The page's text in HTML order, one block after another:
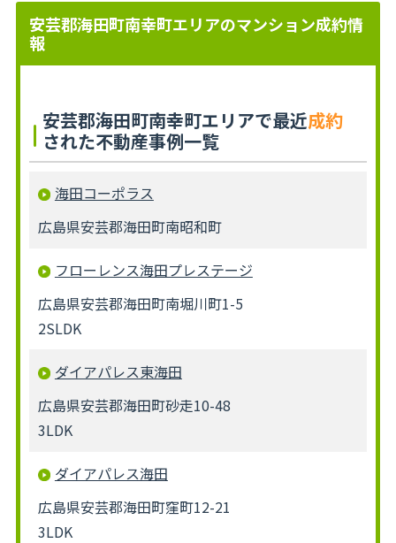
安芸郡海田町南幸町エリアのマンション成約情
報
安芸郡海田町南幸町エリアで最近成約
された不動産事例一覧
海田コーポラス
広島県安芸郡海田町南昭和町
フローレンス海田プレステージ
広島県安芸郡海田町南堀川町1-5
2SLDK
ダイアパレス東海田
広島県安芸郡海田町砂走10-48
3LDK
ダイアパレス海田
広島県安芸郡海田町窪町12-21
3LDK